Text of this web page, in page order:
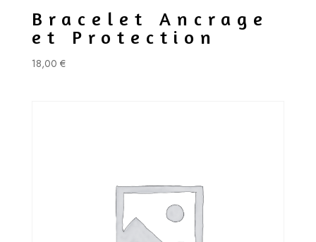
Bracelet Ancrage
et Protection
18,00 €